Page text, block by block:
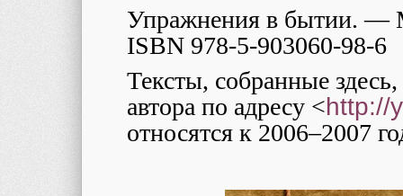
Упражнения в бытии. —
ISBN 978-5-903060-98-6
Тексты, собранные
автора по адресу <http://
относятся к 2006–2007